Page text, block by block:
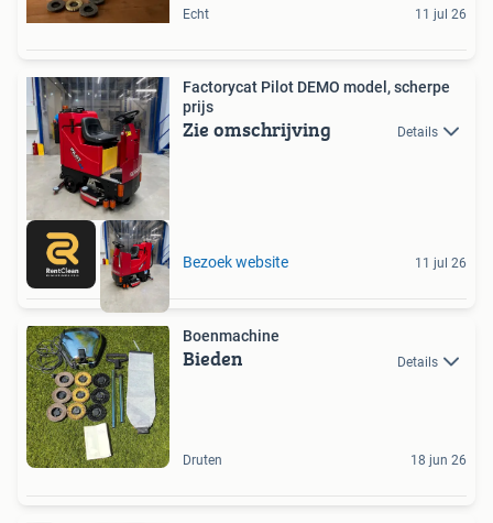
Echt 11 jul 26
Factorycat Pilot DEMO model, scherpe
prijs
Zie omschrijving Details
Bezoek website 11 jul 26
Boenmachine
Bieden Details
Druten 18 jun 26